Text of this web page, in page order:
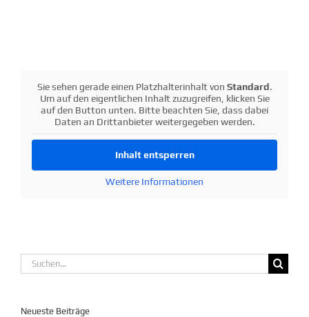
Sie sehen gerade einen Platz­hal­ter­inhalt von Standard.
Um auf den eigent­lichen Inhalt zuzugreifen, klicken Sie
auf den Button unten. Bitte beachten Sie, dass dabei
Daten an Dritt­an­bieter weiter­ge­geben werden.
Inhalt entsperren
Weitere Infor­ma­tionen
Suche
nach:
Neueste Beiträge